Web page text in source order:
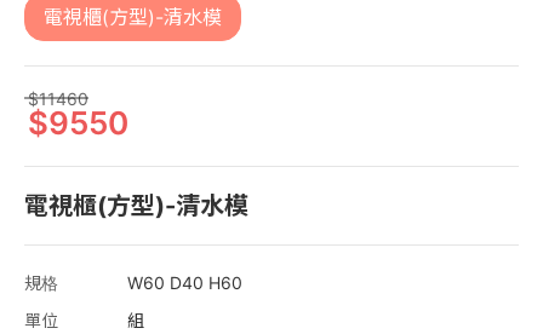
電視櫃(方型)-清水模
11460
9550
電視櫃(方型)-清水模
規格
W60 D40 H60
單位
組